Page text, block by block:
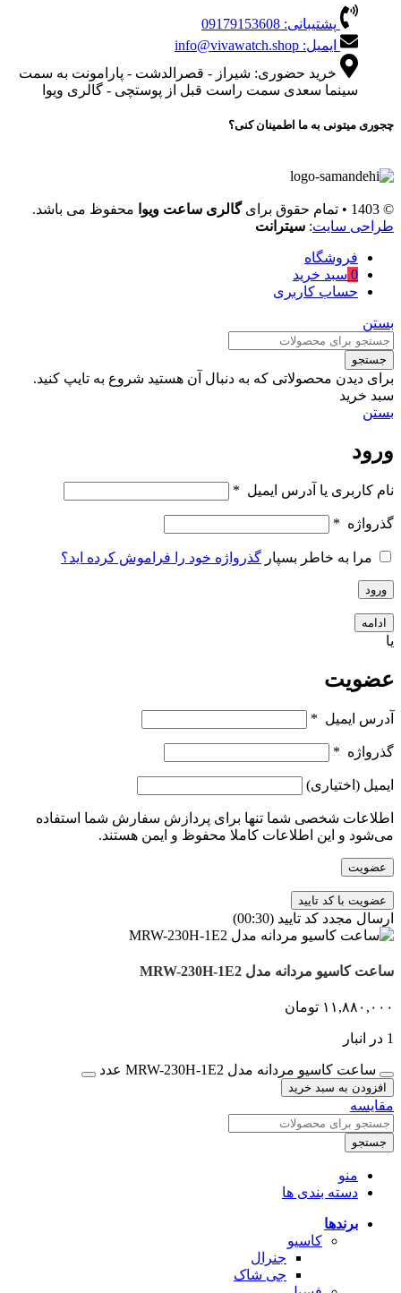
پشتیبانی: 09179153608
ایمیل: info@vivawatch.shop
خرید حضوری: شیراز - قصرالدشت - پارامونت به سمت
سینما سعدی سمت راست قبل از پوستچی - گالری ویوا
چجوری میتونی به ما اطمینان کنی؟
© 1403 • تمام حقوق برای گالری ساعت ویوا محفوظ می باشد.
طراحی سایت: سیترانت
فروشگاه
0 سبد خرید
حساب کاربری
بستن
جستجو
برای دیدن محصولاتی که به دنبال آن هستید شروع به تایپ کنید.
سبد خرید
بستن
ورود
نام کاربری یا آدرس ایمیل *
گذرواژه *
مرا به خاطر بسپار گذرواژه خود را فراموش کرده اید؟
ورود
ادامه
یا
عضویت
آدرس ایمیل *
گذرواژه *
ایمیل (اختیاری)
اطلاعات شخصی شما تنها برای پردازش سفارش شما استفاده
می‌شود و این اطلاعات کاملا محفوظ و ایمن هستند.
عضویت
ارسال مجدد کد تایید (00:
30
)
ساعت کاسیو مردانه مدل MRW-230H-1E2
۱۱,۸۸۰,۰۰۰ تومان
1 در انبار
ساعت کاسیو مردانه مدل MRW-230H-1E2 عدد
افزودن به سبد خرید
مقایسه
جستجو
منو
دسته بندی ها
برندها
کاسیو
جنرال
جی شاک